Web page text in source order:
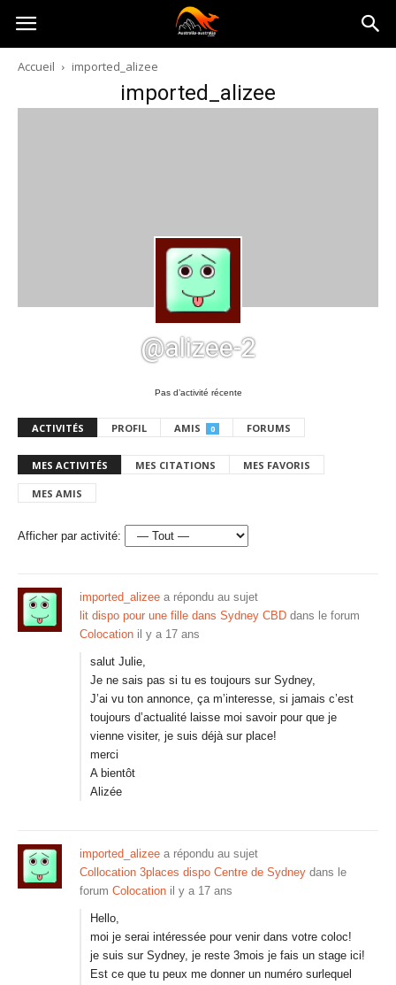
Australia-
australie.com
Accueil imported_alizee
imported_alizee
@alizee-2
Pas d’activité récente
ACTIVITÉS PROFIL AMIS 0 FORUMS
MES ACTIVITÉS MES CITATIONS MES FAVORIS
MES AMIS
Afficher par activité:
imported_alizee a répondu au sujet
lit dispo pour une fille dans Sydney CBD dans le forum
Colocation il y a 17 ans
salut Julie,
Je ne sais pas si tu es toujours sur Sydney,
J’ai vu ton annonce, ça m’interesse, si jamais c’est
toujours d’actualité laisse moi savoir pour que je
vienne visiter, je suis déjà sur place!
merci
A bientôt
Alizée
imported_alizee a répondu au sujet
Collocation 3places dispo Centre de Sydney dans le
forum Colocation il y a 17 ans
Hello,
moi je serai intéressée pour venir dans votre coloc!
je suis sur Sydney, je reste 3mois je fais un stage ici!
Est ce que tu peux me donner un numéro surlequel